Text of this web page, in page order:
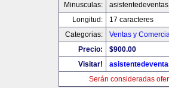
Minusculas:
Longitud:
17 caracteres
Categorias:
Ventas y
Precio:
$900.00
Visitar!
Serán consideradas